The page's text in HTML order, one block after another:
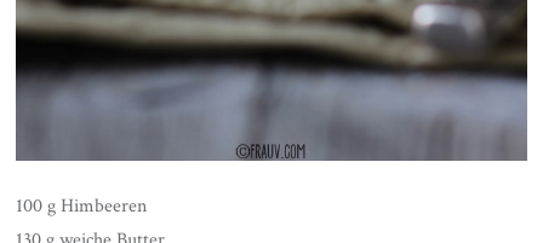
100 g Himbeeren